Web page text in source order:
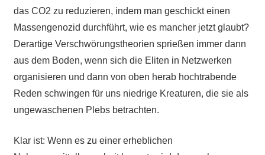
das CO2 zu reduzieren, indem man geschickt einen
Massengenozid durchführt, wie es mancher jetzt glaubt?
Derartige Verschwörungstheorien sprießen immer dann
aus dem Boden, wenn sich die Eliten in Netzwerken
organisieren und dann von oben herab hochtrabende
Reden schwingen für uns niedrige Kreaturen, die sie als
ungewaschenen Plebs betrachten.
Klar ist: Wenn es zu einer erheblichen